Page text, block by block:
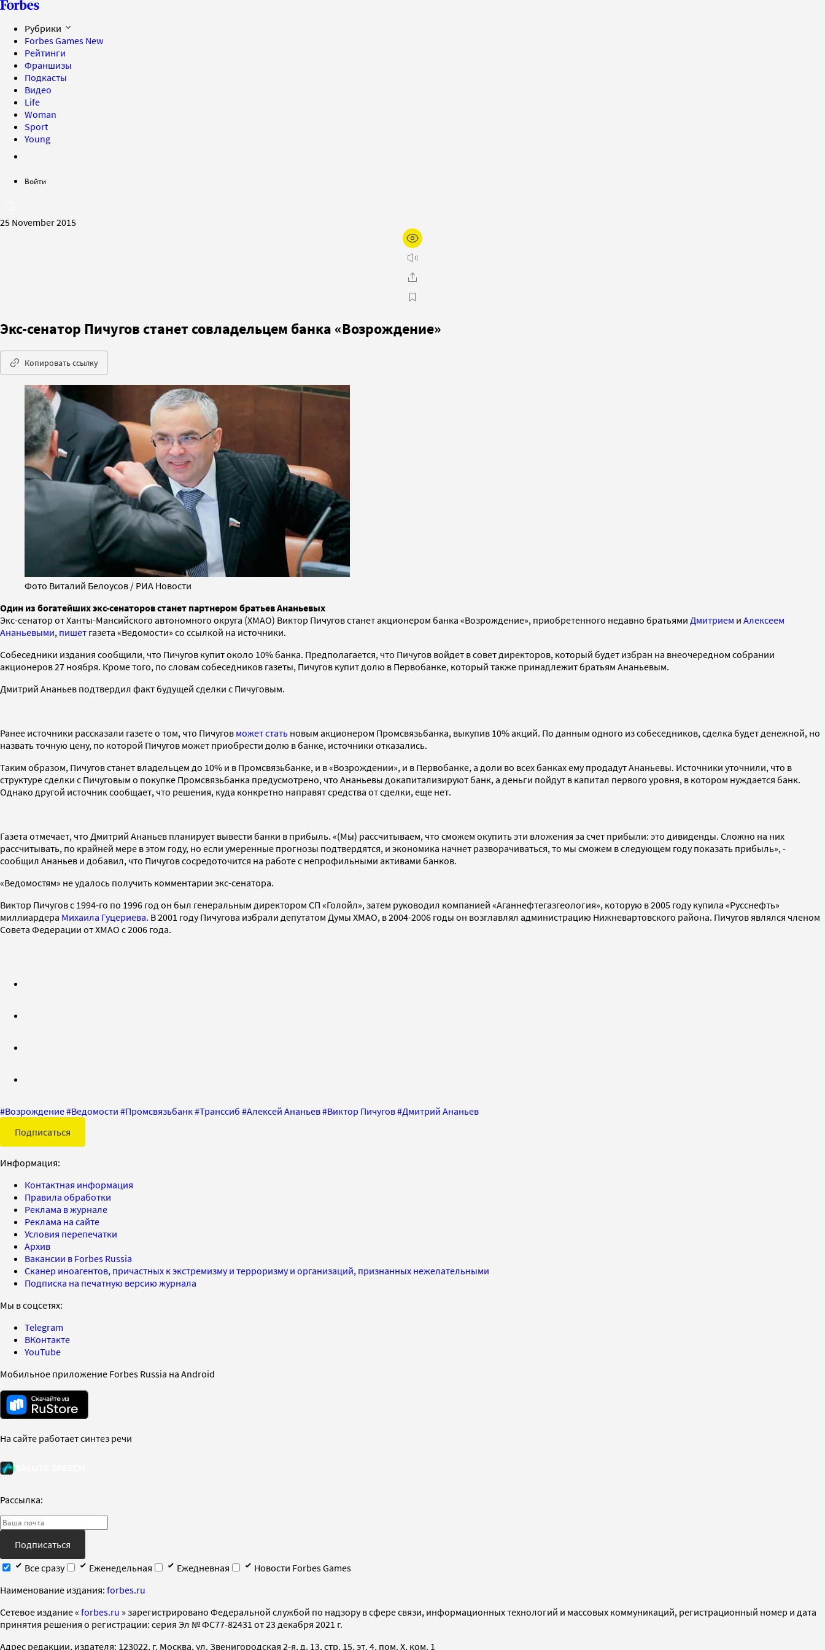
Рубрики
Forbes Games New
Рейтинги
Франшизы
Подкасты
Видео
Life
Woman
Sport
Young
Войти
25 November 2015
Экс-сенатор Пичугов станет совладельцем банка «Возрождение»
Копировать ссылку
Фото Виталий Белоусов / РИА Новости
Один из богатейших экс-сенаторов станет партнером братьев Ананьевых
Экс-сенатор от Ханты-Мансийского автономного округа (ХМАО) Виктор Пичугов станет акционером банка «Возрождение», приобретенного недавно братьями Дмитрием и Алексеем
Ананьевыми, пишет газета «Ведомости» со ссылкой на источники.
Собеседники издания сообщили, что Пичугов купит около 10% банка. Предполагается, что Пичугов войдет в совет директоров, который будет избран на внеочередном собрании
акционеров 27 ноября. Кроме того, по словам собеседников газеты, Пичугов купит долю в Первобанке, который также принадлежит братьям Ананьевым.
Дмитрий Ананьев подтвердил факт будущей сделки с Пичуговым.
Ранее источники рассказали газете о том, что Пичугов может стать новым акционером Промсвязьбанка, выкупив 10% акций. По данным одного из собеседников, сделка будет денежной, но
назвать точную цену, по которой Пичугов может приобрести долю в банке, источники отказались.
Таким образом, Пичугов станет владельцем до 10% и в Промсвязьбанке, и в «Возрождении», и в Первобанке, а доли во всех банках ему продадут Ананьевы. Источники уточнили, что в
структуре сделки с Пичуговым о покупке Промсвязьбанка предусмотрено, что Ананьевы докапитализируют банк, а деньги пойдут в капитал первого уровня, в котором нуждается банк.
Однако другой источник сообщает, что решения, куда конкретно направят средства от сделки, еще нет.
Газета отмечает, что Дмитрий Ананьев планирует вывести банки в прибыль. «(Мы) рассчитываем, что сможем окупить эти вложения за счет прибыли: это дивиденды. Сложно на них
рассчитывать, по крайней мере в этом году, но если умеренные прогнозы подтвердятся, и экономика начнет разворачиваться, то мы сможем в следующем году показать прибыль», -
сообщил Ананьев и добавил, что Пичугов сосредоточится на работе с непрофильными активами банков.
«Ведомостям» не удалось получить комментарии экс-сенатора.
Виктор Пичугов с 1994-го по 1996 год он был генеральным директором СП «Голойл», затем руководил компанией «Аганнефтегазгеология», которую в 2005 году купила «Русснефть»
миллиардера Михаила Гуцериева. В 2001 году Пичугова избрали депутатом Думы ХМАО, в 2004-2006 годы он возглавлял администрацию Нижневартовского района. Пичугов являлся членом
Совета Федерации от ХМАО с 2006 года.
#Возрождение#Ведомости #Промсвязьбанк#Транссиб #Алексей Ананьев#Виктор Пичугов#Дмитрий Ананьев
Подписаться
Информация:
Контактная информация
Правила обработки
Реклама в журнале
Реклама на сайте
Условия перепечатки
Архив
Вакансии в Forbes Russia
Сканер иноагентов, причастных к экстремизму и терроризму и организаций, признанных нежелательными
Подписка на печатную версию журнала
Мы в соцсетях:
Telegram
ВКонтакте
YouTube
Мобильное приложение Forbes Russia на Android
На сайте работает синтез речи
Рассылка:
Подписаться
Все сразу
Еженедельная Ежедневная
Новости Forbes Games
Наименование издания: forbes.ru
Cетевое издание « forbes.ru » зарегистрировано Федеральной службой по надзору в сфере связи, информационных технологий и массовых коммуникаций, регистрационный номер и дата
принятия решения о регистрации: серия Эл № ФС77-82431 от 23 декабря 2021 г.
Адрес редакции, издателя: 123022, г. Москва, ул. Звенигородская 2-я, д. 13, стр. 15, эт. 4, пом. X, ком. 1